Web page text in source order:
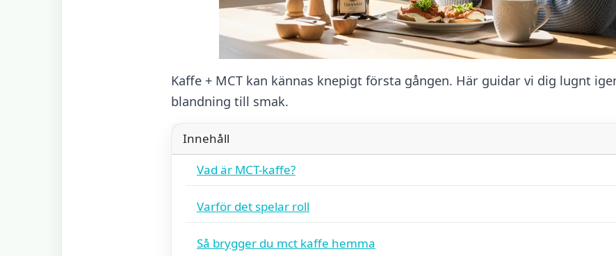
Kaffe + MCT kan kännas knepigt första gången. Här guidar vi dig lugnt
blandning till smak.
Innehåll
Vad är MCT-kaffe?
Varför det spelar roll
Så brygger du mct kaffe hemma